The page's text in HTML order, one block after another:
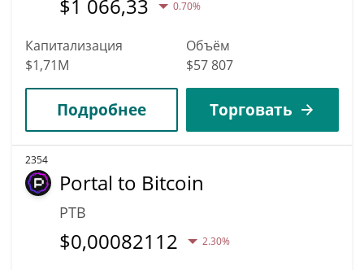
$1 066,33 0.70%
Капитализация
$1,71M
Объём
$57 807
Подробнее Торговать
2354
Portal to Bitcoin
PTB
$0,00082112 2.30%